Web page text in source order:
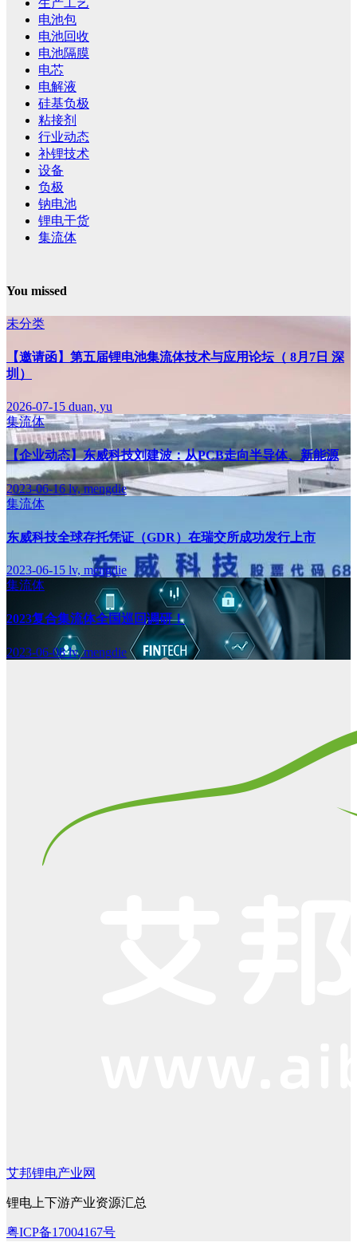
生产工艺
电池包
电池回收
电池隔膜
电芯
电解液
硅基负极
粘接剂
行业动态
补锂技术
设备
负极
钠电池
锂电干货
集流体
You missed
未分类
【邀请函】第五届锂电池集流体技术与应用论坛（ 8月7日 深
圳）
2026-07-15 duan, yu
集流体
【企业动态】东威科技刘建波：从PCB走向半导体、新能源
2023-06-16lv, mengdie
集流体
东威科技全球存托凭证（GDR）在瑞交所成功发行上市
2023-06-15 lv, mengdie
集流体
2023复合集流体全国巡回调研！
2023-06-08lv, mengdie
艾邦锂电产业网
锂电上下游产业资源汇总
粤ICP备17004167号